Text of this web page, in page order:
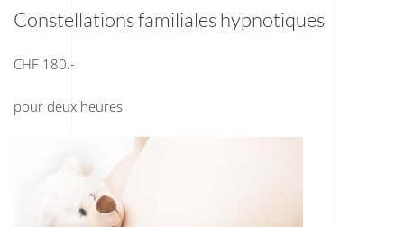
Constellations familiales hypnotiques
CHF 180.-
pour deux heures